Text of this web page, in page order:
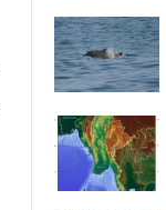
သတင်းများ ,
ကြေညာချက်များ